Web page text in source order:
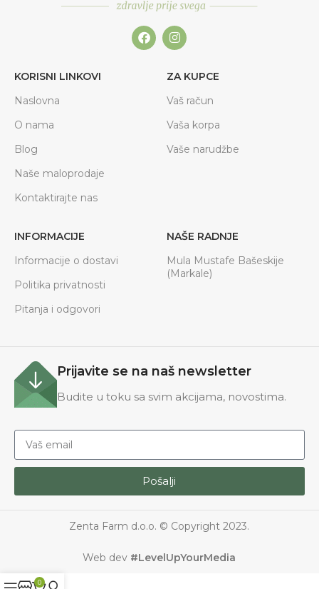
KORISNI LINKOVI
Naslovna
O nama
Blog
Naše maloprodaje
Kontaktirajte nas
ZA KUPCE
Vaš račun
Vaša korpa
Vaše narudžbe
INFORMACIJE
Informacije o dostavi
Politika privatnosti
Pitanja i odgovori
NAŠE RADNJE
Mula Mustafe Bašeskije
(Markale)
Prijavite se na naš newsletter
Budite u toku sa svim akcijama, novostima.
Pošalji
Zenta Farm d.o.o. © Copyright 2023.
Web dev #LevelUpYourMedia
0